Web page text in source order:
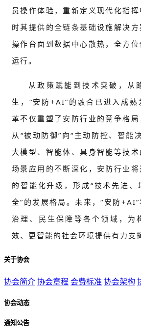
员操作体验，重新定义现代化指
时其提供的全链条基础设施解决
操作台面到数据中心散热，全方
运行。
从政策赋能到技术突破，从
生，“安防+AI”的融合已进入成熟
革不仅重塑了安防行业的竞争格
从“被动防御”向“主动防控、智能
大模型、智能体、具身智能等技
场景应用的不断深化，安防行业
的智能化升级，形成“技术先进、
全”的发展格局。未来，“安防
治理、民生保障等各个领域，为
效、更智能的社会环境提供有力支
关于协会
协会简介 协会章程 会费标准 协会架构
协会动态
通知公告